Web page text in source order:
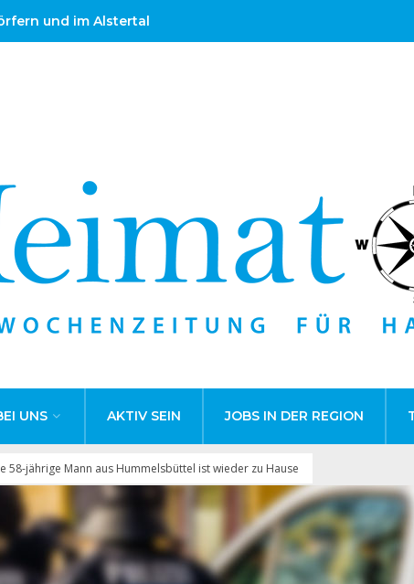
und im Alstertal
UNS AKTIV SEIN JOBS IN DER REGION
58-jährige Mann aus Hummelsbüttel ist wieder zu Hause